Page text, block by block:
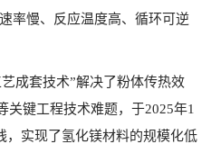
率慢、反应温度高、循环可逆
成套技术”解决了粉体传热效
关键工程技术难题，于2025年1
，实现了氢化镁材料的规模化低